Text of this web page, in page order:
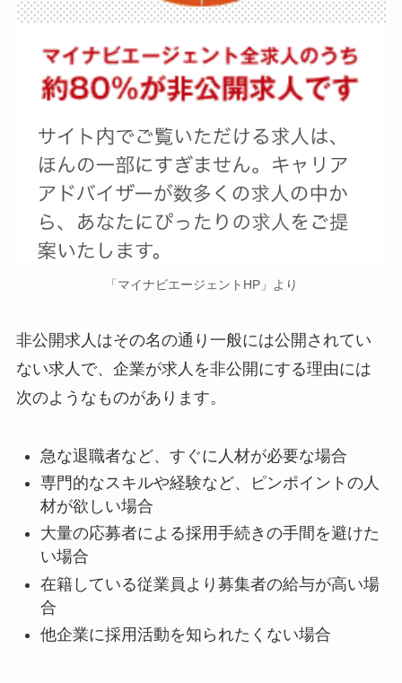
「マイナビエージェントHP」より
非公開求人はその名の通り一般には公開されてい
ない求人で、企業が求人を非公開にする理由には
次のようなものがあります。
急な退職者など、すぐに人材が必要な場合
専門的なスキルや経験など、ピンポイントの人
材が欲しい場合
大量の応募者による採用手続きの手間を避けた
い場合
在籍している従業員より募集者の給与が高い場
合
他企業に採用活動を知られたくない場合